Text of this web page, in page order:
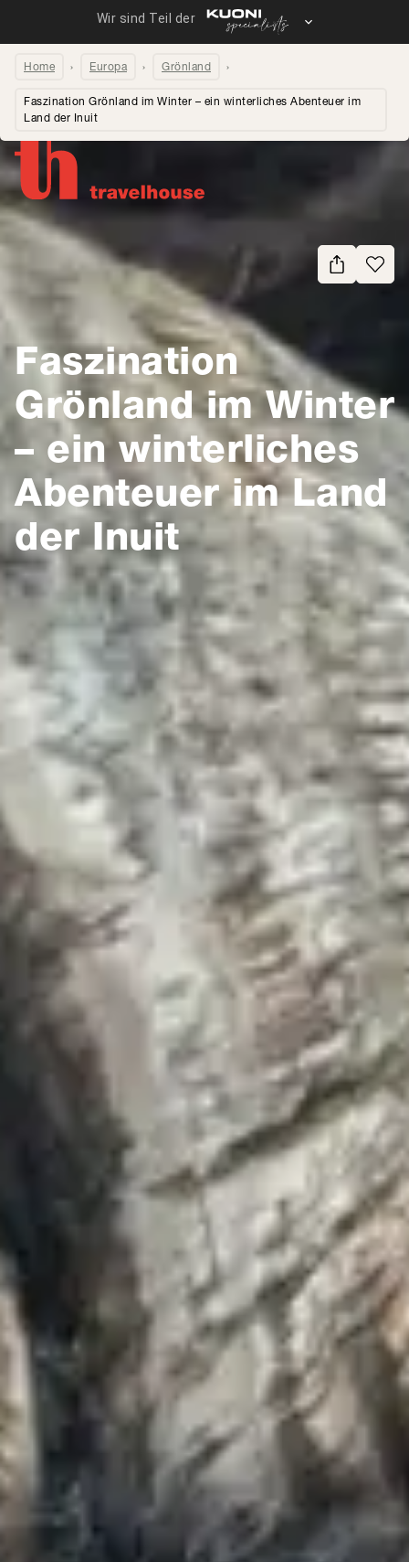
Home Europa Grönland
Faszination Grönland im Winter – ein winterliches Abenteuer im
Land der Inuit
Faszination
Grönland im Winter
– ein winterliches
Abenteuer im Land
der Inuit